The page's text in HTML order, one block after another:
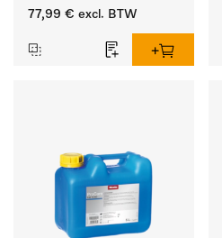
laboratoriumglaswerk en -
77,99 € excl. BTW